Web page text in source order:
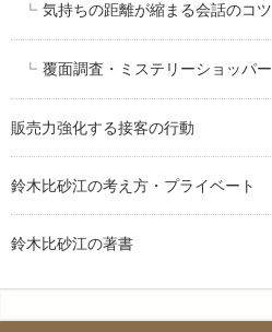
気持ちの距離が縮まる会話のコツ
覆面調査・ミステリーショッパー
販売力強化する接客の行動
鈴木比砂江の考え方・プライベート
鈴木比砂江の著書